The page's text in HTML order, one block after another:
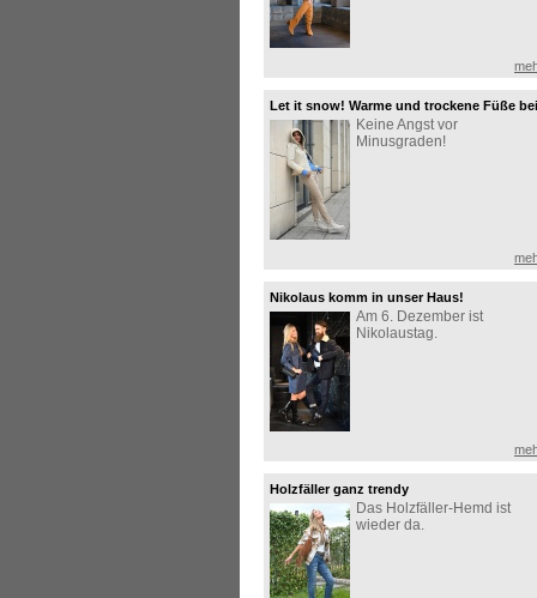
Let it snow! Warme und trockene Füße bei
jedem Wetter Keine Angst vor
Minusgraden!
Nikolaus komm in unser Haus!
Am 6. Dezember ist
Nikolaustag.
Holzfäller ganz trendy
Das Holzfäller-Hemd ist
wieder da.